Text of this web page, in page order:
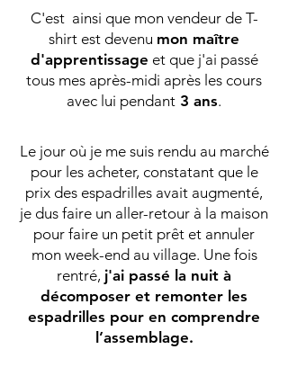
C'est ainsi que mon vendeur de T-
shirt est devenu mon maître
d'apprentissage et que j'ai passé
tous mes après-midi après les cours
avec lui pendant 3 ans.
Le jour où je me suis rendu au marché
pour les acheter, constatant que le
prix des espadrilles avait augmenté,
je dus faire un aller-retour à la maison
pour faire un petit prêt et annuler
mon week-end au village. Une fois
rentré, j'ai passé la nuit à
décomposer et remonter les
espadrilles pour en comprendre
l’assemblage.